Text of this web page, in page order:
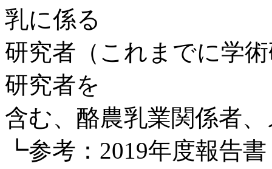
乳に係る
研究者（これまでに学
研究者を
含む、酪農乳業関係者
┗参考：2019年度報告書